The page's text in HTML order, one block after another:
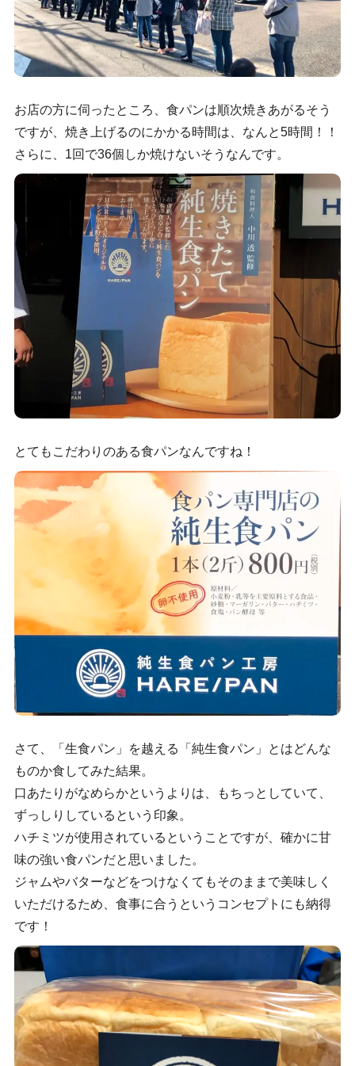
お店の方に伺ったところ、食パンは順次焼きあがるそう
ですが、焼き上げるのにかかる時間は、なんと5時間！！
さらに、1回で36個しか焼けないそうなんです。
とてもこだわりのある食パンなんですね！
さて、「生食パン」を越える「純生食パン」とはどんな
ものか食してみた結果。
口あたりがなめらかというよりは、もちっとしていて、
ずっしりしているという印象。
ハチミツが使用されているということですが、確かに甘
味の強い食パンだと思いました。
ジャムやバターなどをつけなくてもそのままで美味しく
いただけるため、食事に合うというコンセプトにも納得
です！